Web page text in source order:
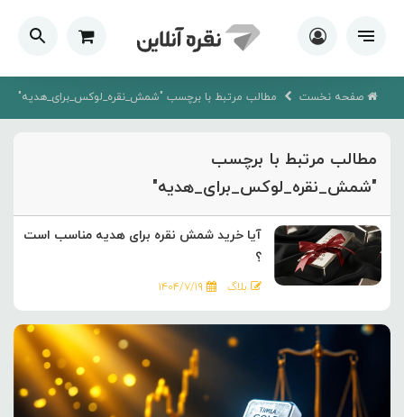
صفحه نخست مطالب مرتبط با برچسب "شمش_نقره_لوکس_برای_هدیه"
مطالب مرتبط با برچسب
"شمش_نقره_لوکس_برای_هدیه"
آیا خرید شمش نقره برای هدیه مناسب است
؟
بلاگ ۱۴۰۴/۷/۱۹